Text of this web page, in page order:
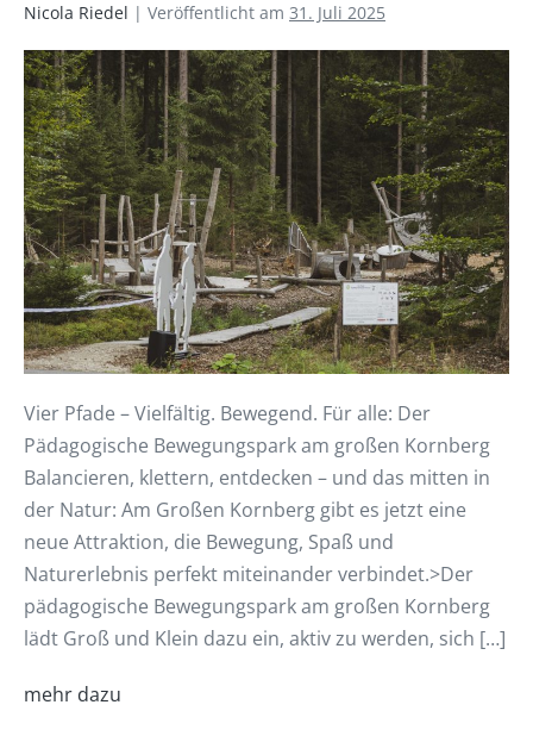
Nicola Riedel | Veröffentlicht am 31. Juli 2025
Vier Pfade – Vielfältig. Bewegend. Für alle: Der
Pädagogische Bewegungspark am großen Kornberg
Balancieren, klettern, entdecken – und das mitten in
der Natur: Am Großen Kornberg gibt es jetzt eine
neue Attraktion, die Bewegung, Spaß und
Naturerlebnis perfekt miteinander verbindet.>Der
pädagogische Bewegungspark am großen Kornberg
lädt Groß und Klein dazu ein, aktiv zu werden, sich […]
mehr dazu